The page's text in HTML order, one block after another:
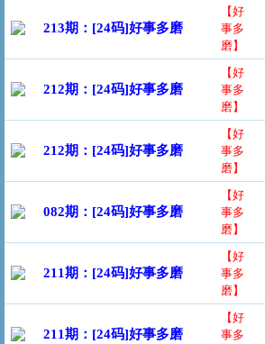
213期：[24码]好事多磨
【好
事多
磨】
212期：[24码]好事多磨
【好
事多
磨】
212期：[24码]好事多磨
【好
事多
磨】
082期：[24码]好事多磨
【好
事多
磨】
211期：[24码]好事多磨
【好
事多
磨】
211期：[24码]好事多磨
【好
事多